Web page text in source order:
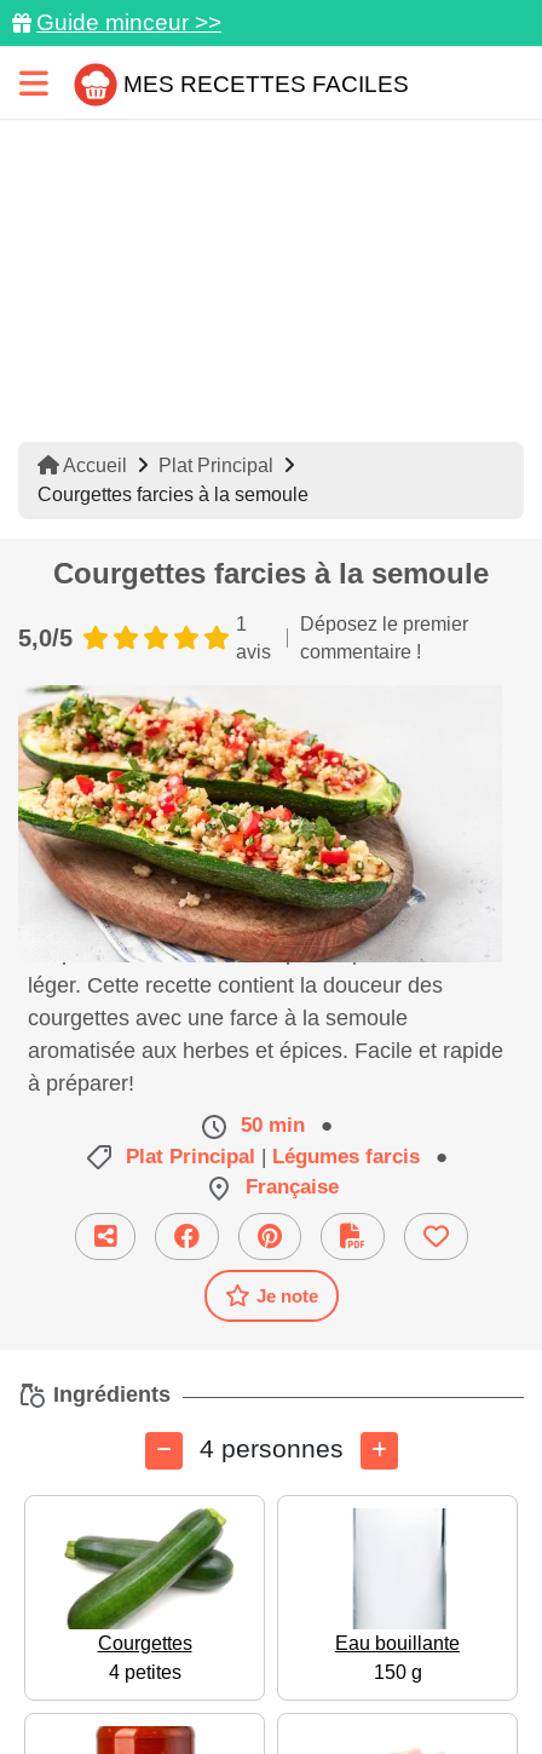
Guide minceur >>
MES RECETTES FACILES
Accueil
Plat Principal
Courgettes farcies à la semoule
Courgettes farcies à la semoule
5,0/5
1
avis
Déposez le premier
commentaire !
Un plat sain et savoureux, parfait pour un dîner
léger. Cette recette contient la douceur des
courgettes avec une farce à la semoule
aromatisée aux herbes et épices. Facile et rapide
à préparer!
50 min
●
Plat Principal | Légumes farcis
●
Française
Je note
Ingrédients
4 personnes
Courgettes
4 petites
Eau bouillante
150 g